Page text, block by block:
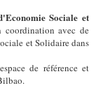
Sociale et
avec de
et Solidaire dans
de référence et